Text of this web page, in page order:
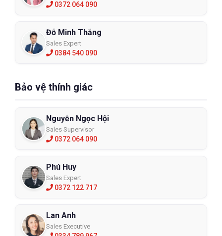
0372 064 090
Đỗ Minh Thắng
Sales Expert
0384 540 090
Bảo vệ thính giác
Nguyễn Ngọc Hội
Sales Supervisor
0372 064 090
Phú Huy
Sales Expert
0372 122 717
Lan Anh
Sales Executive